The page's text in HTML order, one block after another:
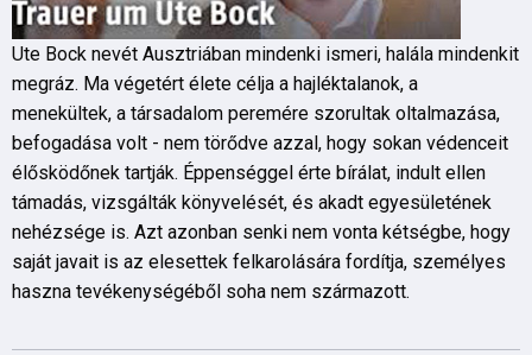
Ute Bock nevét Ausztriában mindenki ismeri, halála mindenkit
megráz. Ma végetért élete célja a hajléktalanok, a
menekültek, a társadalom peremére szorultak oltalmazása,
befogadása volt - nem törődve azzal, hogy sokan védenceit
élősködőnek tartják. Éppenséggel érte bírálat, indult ellen
támadás, vizsgálták könyvelését, és akadt egyesületének
nehézsége is. Azt azonban senki nem vonta kétségbe, hogy
saját javait is az elesettek felkarolására fordítja, személyes
haszna tevékenységéből soha nem származott.